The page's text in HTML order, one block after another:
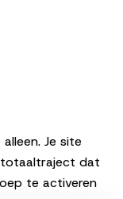
Je site
totaaltraject dat
te activeren